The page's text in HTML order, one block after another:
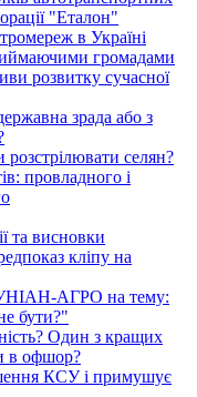
"Еталон"
в Україні
громадами
розвитку сучасної
зрада або з
розстрілювати селян?
провладного і
та висновки
кліпу на
УНІАН-АГРО на тему:
бути?"
Один з кращих
в офшор?
КСУ і примушує